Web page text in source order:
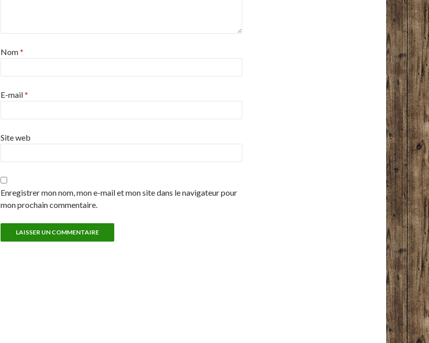
Nom*
E-mail*
Site web
Enregistrer mon nom, mon e-mail et mon site dans le navigateur pour
mon prochain commentaire.